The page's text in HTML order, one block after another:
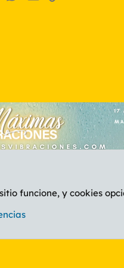
funcione, y cookies